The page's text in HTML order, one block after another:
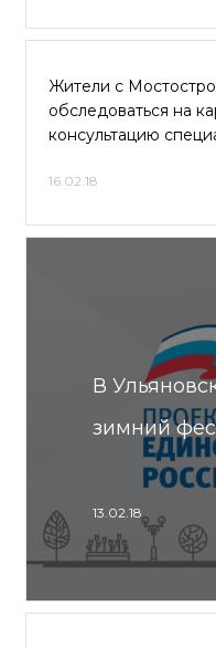
Жители с
обследоваться на
консультацию
16.02.18
В
зимний
13.02.18